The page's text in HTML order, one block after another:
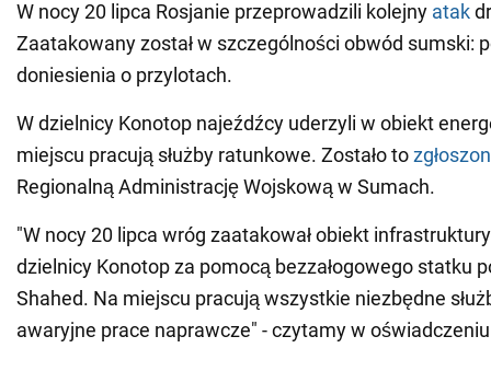
W nocy 20 lipca Rosjanie przeprowadzili kolejny atak
Zaatakowany został w szczególności obwód sumski:
doniesienia o przylotach.
W dzielnicy Konotop najeźdźcy uderzyli w obiekt
miejscu pracują służby ratunkowe. Zostało to
Regionalną Administrację Wojskową w Sumach.
"W nocy 20 lipca wróg zaatakował obiekt
dzielnicy Konotop za pomocą bezzałogowego statku
Shahed. Na miejscu pracują wszystkie niezbędne
awaryjne prace naprawcze" - czytamy w